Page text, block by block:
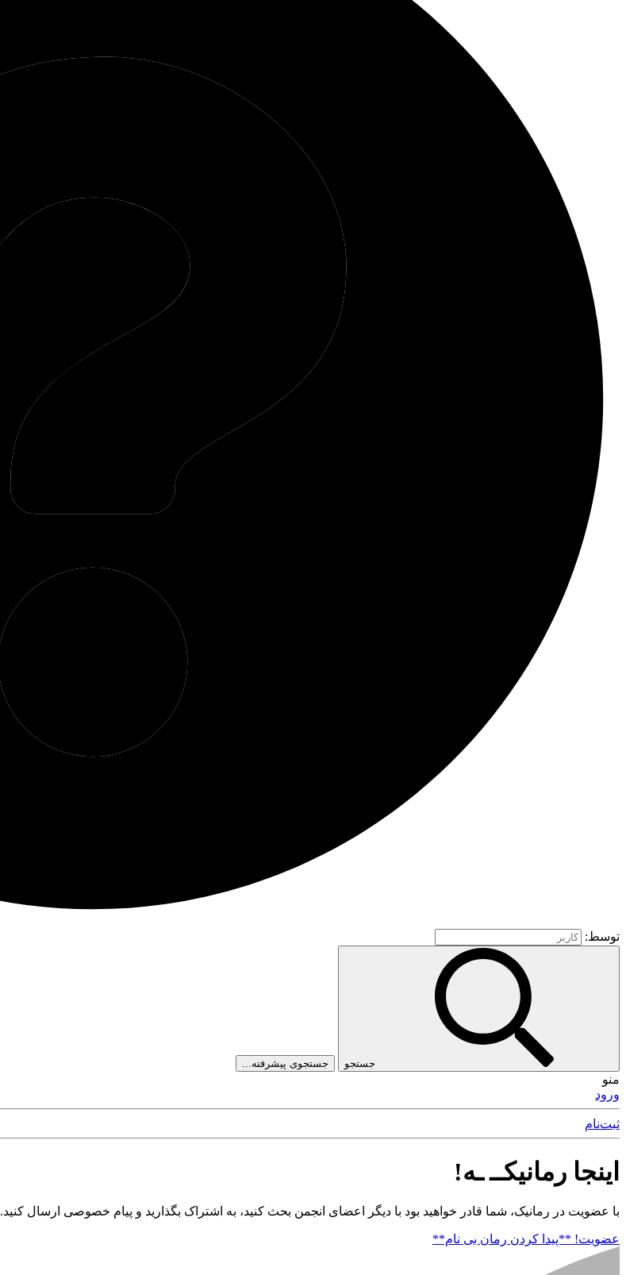
توسط:
جستجو جستجوی پیشرفته...
منو
ورود
ثبت‌نام
اینجا رمانیکــ ـه!
با عضویت در رمانیک، شما قادر خواهید بود با دیگر اعضای انجمن بحث کنید، به اشتراک بگذارید و پیام خصوصی ارسال کنید.
عضویت! **پیدا کردن رمان بی نام**